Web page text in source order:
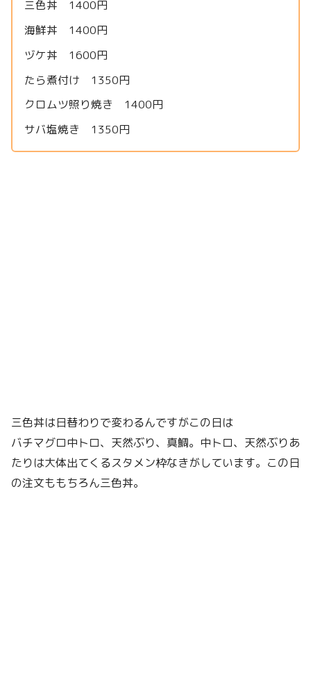
三色丼 1400円
海鮮丼 1400円
ヅケ丼 1600円
たら煮付け 1350円
クロムツ照り焼き 1400円
サバ塩焼き 1350円
三色丼は日替わりで変わるんですがこの日は
バチマグロ中トロ、天然ぶり、真鯛。中トロ、天然ぶりあ
たりは大体出てくるスタメン枠なきがしています。この日
の注文ももちろん三色丼。